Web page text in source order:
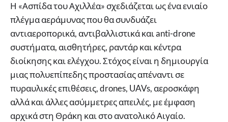
Η «Ασπίδα του Αχιλλέα» σχεδιάζεται ως ένα ενιαίο
πλέγμα αεράμυνας που θα συνδυάζει
αντιαεροπορικά, αντιβαλλιστικά και anti-drone
συστήματα, αισθητήρες, ραντάρ και κέντρα
διοίκησης και ελέγχου. Στόχος είναι η δημιουργία
μιας πολυεπίπεδης προστασίας απέναντι σε
πυραυλικές επιθέσεις, drones, UAVs, αεροσκάφη
αλλά και άλλες ασύμμετρες απειλές, με έμφαση
αρχικά στη Θράκη και στο ανατολικό Αιγαίο.